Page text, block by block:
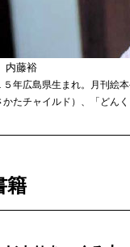
藤裕
５年広島県生まれ。月刊絵
かたチャイルド）、「どん
籍